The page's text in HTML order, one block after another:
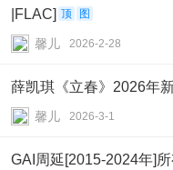
|FLAC] 顶 图
馨儿 2026-2-28
薛凯琪《立春》2026年
馨儿 2026-3-1
GAI周延[2015-2024年]